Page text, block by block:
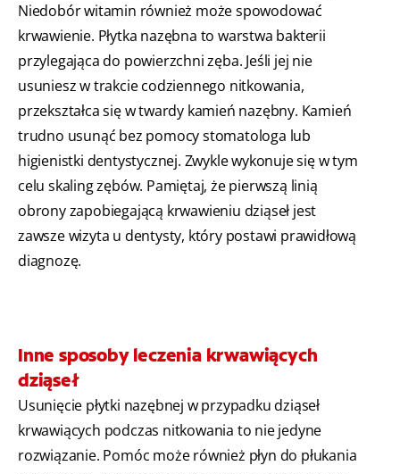
Niedobór witamin również może spowodować
krwawienie. Płytka nazębna to warstwa bakterii
przylegająca do powierzchni zęba. Jeśli jej nie
usuniesz w trakcie codziennego nitkowania,
przekształca się w twardy kamień nazębny. Kamień
trudno usunąć bez pomocy stomatologa lub
higienistki dentystycznej. Zwykle wykonuje się w tym
celu skaling zębów. Pamiętaj, że pierwszą linią
obrony zapobiegającą krwawieniu dziąseł jest
zawsze wizyta u dentysty, który postawi prawidłową
diagnozę.
Inne sposoby leczenia krwawiących
dziąseł
Usunięcie płytki nazębnej w przypadku dziąseł
krwawiących podczas nitkowania to nie jedyne
rozwiązanie. Pomóc może również płyn do płukania